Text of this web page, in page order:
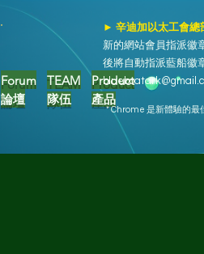
Forum
論壇
TEAM
隊伍
Product
產品
► 辛迪加以太工會總
新的網站會員指派徽
後將自動指派藍船徽
* Chrome 是新體驗的最